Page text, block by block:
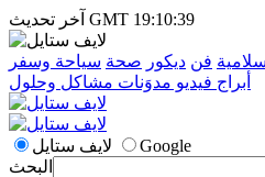
آخر تحديث GMT 19:10:39
فن ديكور صحة سياحة وسفر
أبراج فيديو مدوَنات مشاكل وحلول
لايف ستايل
Google
البحث